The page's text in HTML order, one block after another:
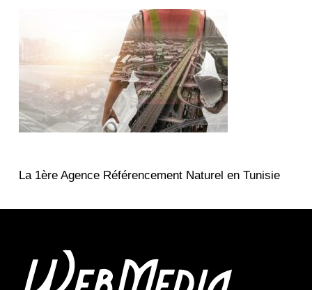
La 1ère Agence Référencement Naturel en Tunisie